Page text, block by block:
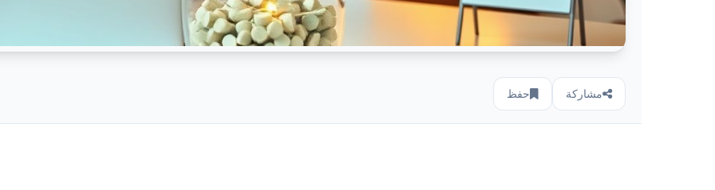
مشاركة حفظ